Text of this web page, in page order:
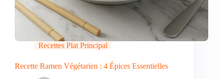
Recettes Plat Principal
Recette Ramen Végétarien : 4 Épices Essentielles